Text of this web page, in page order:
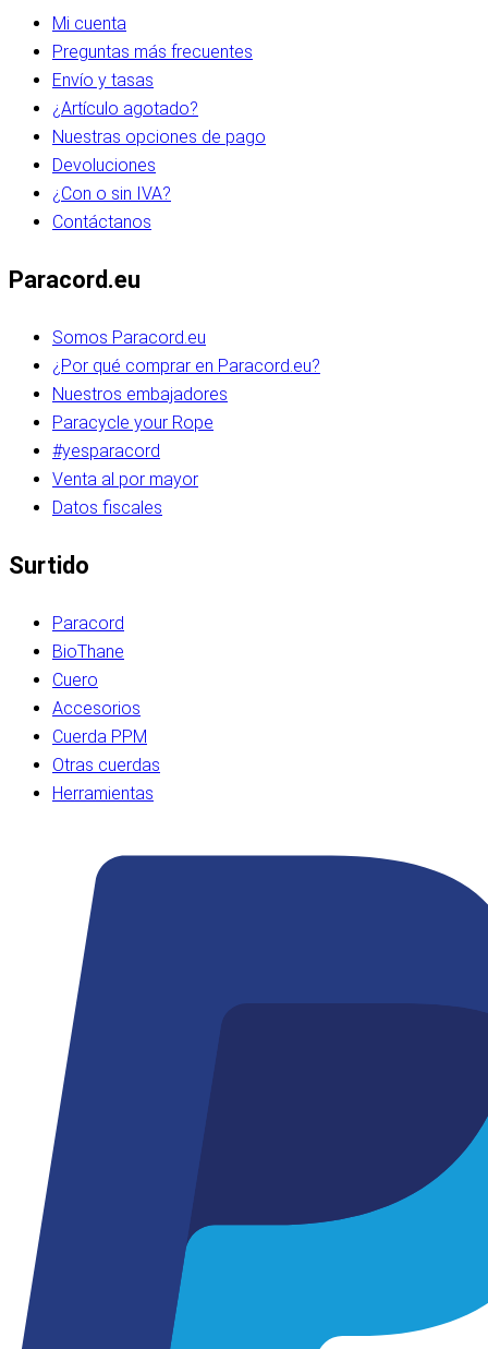
Mi cuenta
Preguntas más frecuentes
Envío y tasas
¿Artículo agotado?
Nuestras opciones de pago
Devoluciones
¿Con o sin IVA?
Contáctanos
Paracord.eu
Somos Paracord.eu
¿Por qué comprar en Paracord.eu?
Nuestros embajadores
Paracycle your Rope
#yesparacord
Venta al por mayor
Datos fiscales
Surtido
Paracord
BioThane
Cuero
Accesorios
Cuerda PPM
Otras cuerdas
Herramientas